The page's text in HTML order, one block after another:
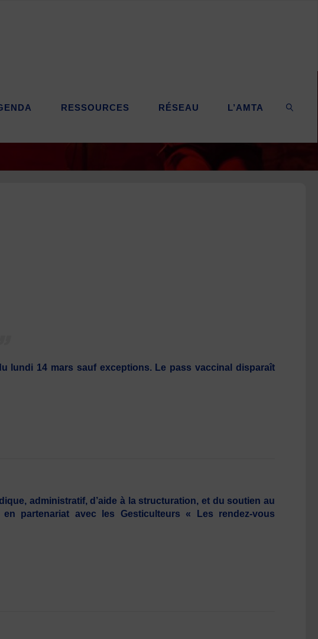
RESSOURCES RÉSEAU L’AMTA
lundi 14 mars sauf exceptions. Le pass vaccinal disparaît
administratif, d’aide à la structuration, et du soutien au
partenariat avec les Gesticulteurs « Les rendez-vous